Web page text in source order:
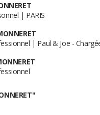
| PARIS
| Paul & Joe -